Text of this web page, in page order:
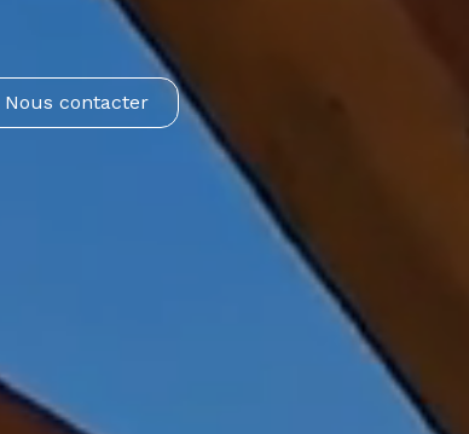
Nous contacter